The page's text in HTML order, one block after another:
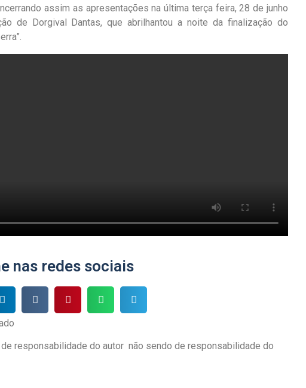
assim as apresentações na última terça feira, 28 de junho
de Dorgival Dantas, que abrilhantou a noite da finalização do
nas redes sociais
de responsabilidade do autor não sendo de responsabilidade do